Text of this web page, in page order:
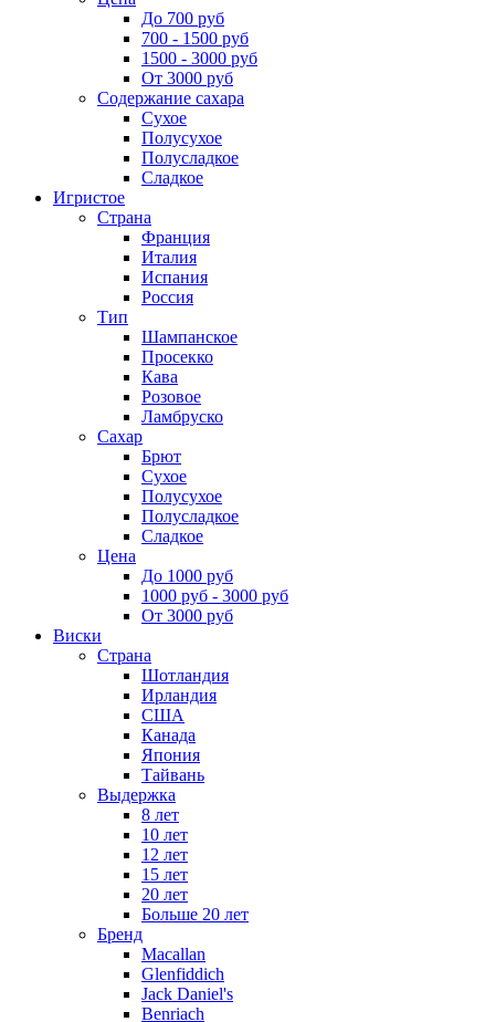
До 700 руб
700 - 1500 руб
1500 - 3000 руб
От 3000 руб
Содержание сахара
Сухое
Полусухое
Полусладкое
Сладкое
Игристое
Страна
Франция
Италия
Испания
Россия
Тип
Шампанское
Просекко
Кава
Розовое
Ламбруско
Сахар
Брют
Сухое
Полусухое
Полусладкое
Сладкое
Цена
До 1000 руб
1000 руб - 3000 руб
От 3000 руб
Виски
Страна
Шотландия
Ирландия
США
Канада
Япония
Тайвань
Выдержка
8 лет
10 лет
12 лет
15 лет
20 лет
Больше 20 лет
Бренд
Macallan
Glenfiddich
Jack Daniel's
Benriach